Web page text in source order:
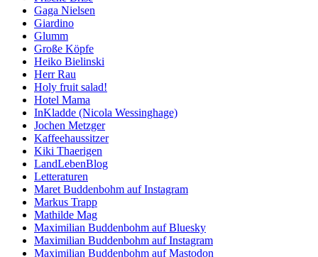
Gaga Nielsen
Giardino
Glumm
Große Köpfe
Heiko Bielinski
Herr Rau
Holy fruit salad!
Hotel Mama
InKladde (Nicola Wessinghage)
Jochen Metzger
Kaffeehaussitzer
Kiki Thaerigen
LandLebenBlog
Letteraturen
Maret Buddenbohm auf Instagram
Markus Trapp
Mathilde Mag
Maximilian Buddenbohm auf Bluesky
Maximilian Buddenbohm auf Instagram
Maximilian Buddenbohm auf Mastodon